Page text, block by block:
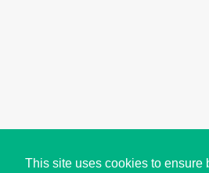
This site uses cookies to ensure